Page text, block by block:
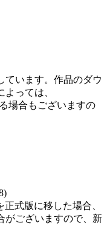
ています。作品のダウ
っては、
場合もございますの
式版に移した場合、
がございますので、新